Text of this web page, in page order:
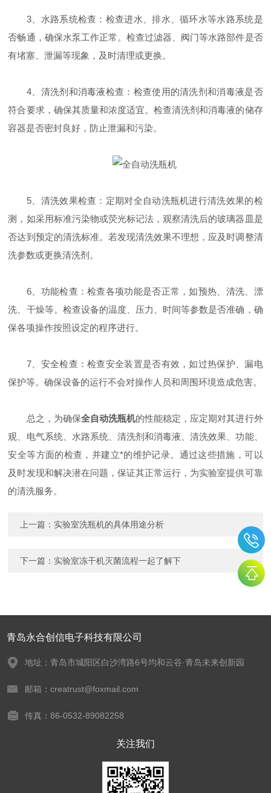
3、水路系统检查：检查进水、排水、循环水等水路系统是
否畅通，确保水泵工作正常。检查过滤器、阀门等水路部件是否
有堵塞、泄漏等现象，及时清理或更换。
4、清洗剂和消毒液检查：检查使用的清洗剂和消毒液是否
符合要求，确保其质量和浓度适宜。检查清洗剂和消毒液的储存
容器是否密封良好，防止泄漏和污染。
5、清洗效果检查：定期对全自动洗瓶机进行清洗效果的检
测，如采用标准污染物或荧光标记法，观察清洗后的玻璃器皿是
否达到预定的清洗标准。若发现清洗效果不理想，应及时调整清
洗参数或更换清洗剂。
6、功能检查：检查各项功能是否正常，如预热、清洗、漂
洗、干燥等。检查设备的温度、压力、时间等参数是否准确，确
保各项操作按照设定的程序进行。
7、安全检查：检查安全装置是否有效，如过热保护、漏电
保护等。确保设备的运行不会对操作人员和周围环境造成危害。
总之，为确保全自动洗瓶机的性能稳定，应定期对其进行外
观、电气系统、水路系统、清洗剂和消毒液、清洗效果、功能、
安全等方面的检查，并建立*的维护记录。通过这些措施，可以
及时发现和解决潜在问题，保证其正常运行，为实验室提供可靠
的清洗服务。
上一篇： 实验室洗瓶机的具体用途分析
下一篇： 实验室冻干机灭菌流程一起了解下
青岛永合创信电子科技有限公司
地址：青岛市城阳区白沙湾路6号均和云谷·青岛未来创新园
邮箱：creatrust@foxmail.com
传真：86-0532-89082258
关注我们